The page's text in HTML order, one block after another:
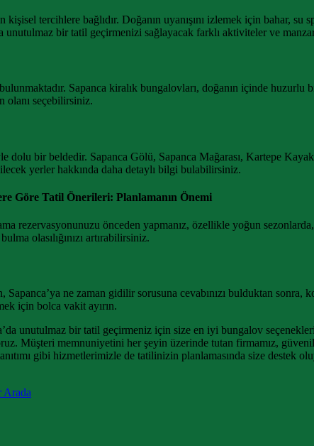
tercihlere bağlıdır. Doğanın uyanışını izlemek için bahar,
unutulmaz bir tatil geçirmenizi sağlayacak farklı aktiviteler ve
Sapanca kiralık bungalovları, doğanın içinde
olanı seçebilirsiniz.
bir beldedir. Sapanca Gölü, Sapanca Mağarası, Kartepe
yerler hakkında daha detaylı bilgi bulabilirsiniz.
Göre Tatil Önerileri: Planlamanın Önemi
rezervasyonunuzu önceden yapmanız, özellikle yoğun
olasılığınızı artırabilirsiniz.
ne zaman gidilir sorusuna cevabınızı bulduktan sonra,
için bolca vakit ayırın.
unutulmaz bir tatil geçirmeniz için size en iyi bungalov
Müşteri memnuniyetini her şeyin üzerinde tutan firmamız,
gibi hizmetlerimizle de tatilinizin planlamasında size destek
Arada